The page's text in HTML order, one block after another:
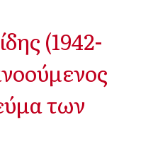
(1942-
των